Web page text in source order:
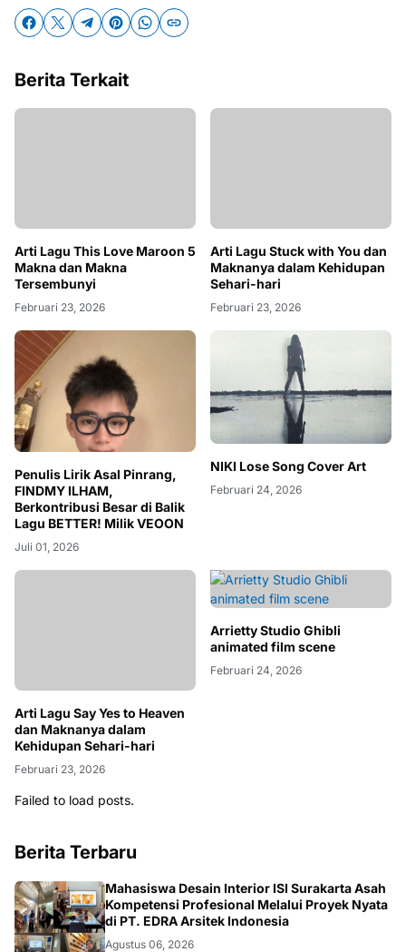
Berita Terkait
Arti Lagu This Love Maroon 5
Makna dan Makna
Tersembunyi
Februari 23, 2026
Arti Lagu Stuck with You dan
Maknanya dalam Kehidupan
Sehari-hari
Februari 23, 2026
Penulis Lirik Asal Pinrang,
FINDMY ILHAM,
Berkontribusi Besar di Balik
Lagu BETTER! Milik VEOON
Juli 01, 2026
NIKI Lose Song Cover Art
Februari 24, 2026
Arti Lagu Say Yes to Heaven
dan Maknanya dalam
Kehidupan Sehari-hari
Februari 23, 2026
Arrietty Studio Ghibli
animated film scene
Februari 24, 2026
Failed to load posts.
Berita Terbaru
NASIONAL
Mahasiswa Desain Interior ISI Surakarta Asah
Kompetensi Profesional Melalui Proyek Nyata
di PT. EDRA Arsitek Indonesia
Agustus 06, 2026